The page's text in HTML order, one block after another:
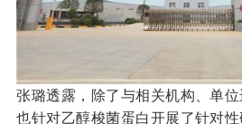
张璐透露，除了与相关机构、单
也针对乙醇梭菌蛋白开展了针对性